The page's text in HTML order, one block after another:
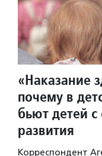
«Наказание
почему в
бьют детей
развития
Корреспондент